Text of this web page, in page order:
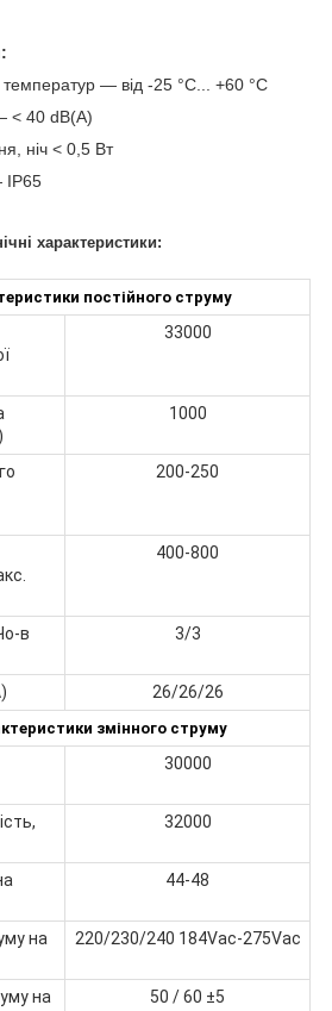
температур — від -25 °C... +60 °C
< 40 dB(A)
ніч < 0,5 Вт
IP65
характеристики:
постійного струму
33000
1000
200-250
400-800
в
3/3
26/26/26
змінного струму
30000
32000
44-48
на
220/230/240 184Vac-275Vac
на
50 / 60 ±5